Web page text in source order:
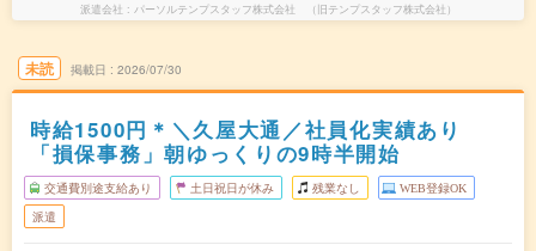
派遣会社 パーソルテンプスタッフ株式会社 （旧テンプスタッフ株式会社）
未読 掲載日 2026/07/30
時給1500円＊＼久屋大通／社員化実績あり
「損保事務」朝ゆっくりの9時半開始
交通費別途支給あり 土日祝日が休み 残業なし WEB登録OK
派遣